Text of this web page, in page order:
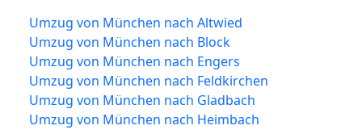
Umzug von München nach Altwied
Umzug von München nach Block
Umzug von München nach Engers
Umzug von München nach Feldkirchen
Umzug von München nach Gladbach
Umzug von München nach Heimbach